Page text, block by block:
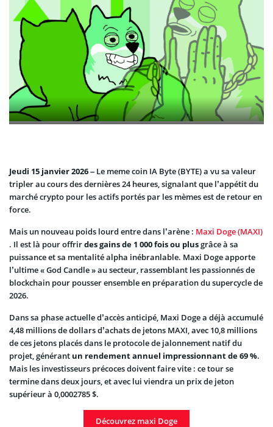
Jeudi 15 janvier 2026– Le meme coin IA Byte (BYTE) a vu sa valeur
tripler au cours des dernières 24 heures, signalant que l’appétit du
marché crypto pour les actifs portés par les mèmes est de retour en
force.
Mais un nouveau poids lourd entre dans l’arène : Maxi Doge (MAXI)
. Il est là pour offrirdes gains de 1 000 fois ou plusgrâce à sa
puissance et sa mentalité alpha inébranlable. Maxi Doge apporte
l’ultime « God Candle » au secteur, rassemblant les passionnés de
blockchain pour pousser ensemble en préparation du supercycle de
2026.
Dans sa phase actuelle d’accès anticipé, Maxi Doge a déjà accumulé
4,48 millions de dollars d’achats de jetons MAXI, avec 10,8 millions
de ces jetons placés dans le protocole de jalonnement natif du
projet, générant un rendement annuel impressionnant de 69 %.
Mais les investisseurs précoces doivent faire vite : ce tour se
termine dans deux jours, et avec lui viendra un prix de jeton
supérieur à 0,0002785 $.
Découvrez maxi Doge